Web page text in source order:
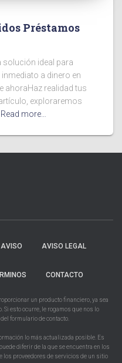
Préstamos
ideal para
a dinero en
ahoraHaz realidad tus
exploraremos
Read more…
AVISO AVISO LEGAL
CONTACTO
un producto financiero, ya sea
Si esto ocurre, le rogamos que nos lo
formulario de contacto.
lo más actualizada posible. Es
diferir de la que se encuentra en los
proveedores de servicios de un sitio